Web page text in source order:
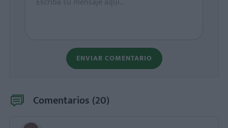
ENVIAR COMENTARIO
Comentarios (20)